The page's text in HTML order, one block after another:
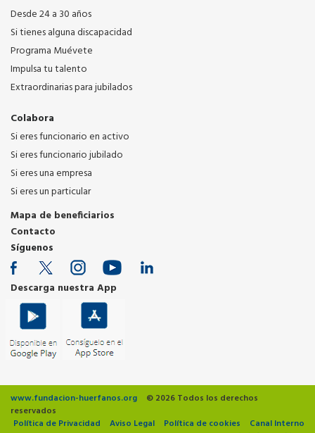
Desde 24 a 30 años
Si tienes alguna discapacidad
Programa Muévete
Impulsa tu talento
Extraordinarias para jubilados
Colabora
Si eres funcionario en activo
Si eres funcionario jubilado
Si eres una empresa
Si eres un particular
Mapa de beneficiarios
Contacto
Síguenos
Descarga nuestra App
www.fundacion-huerfanos.org
© 2026 Todos los derechos
reservados
Política de Privacidad
Aviso Legal Política de cookies
Canal Interno